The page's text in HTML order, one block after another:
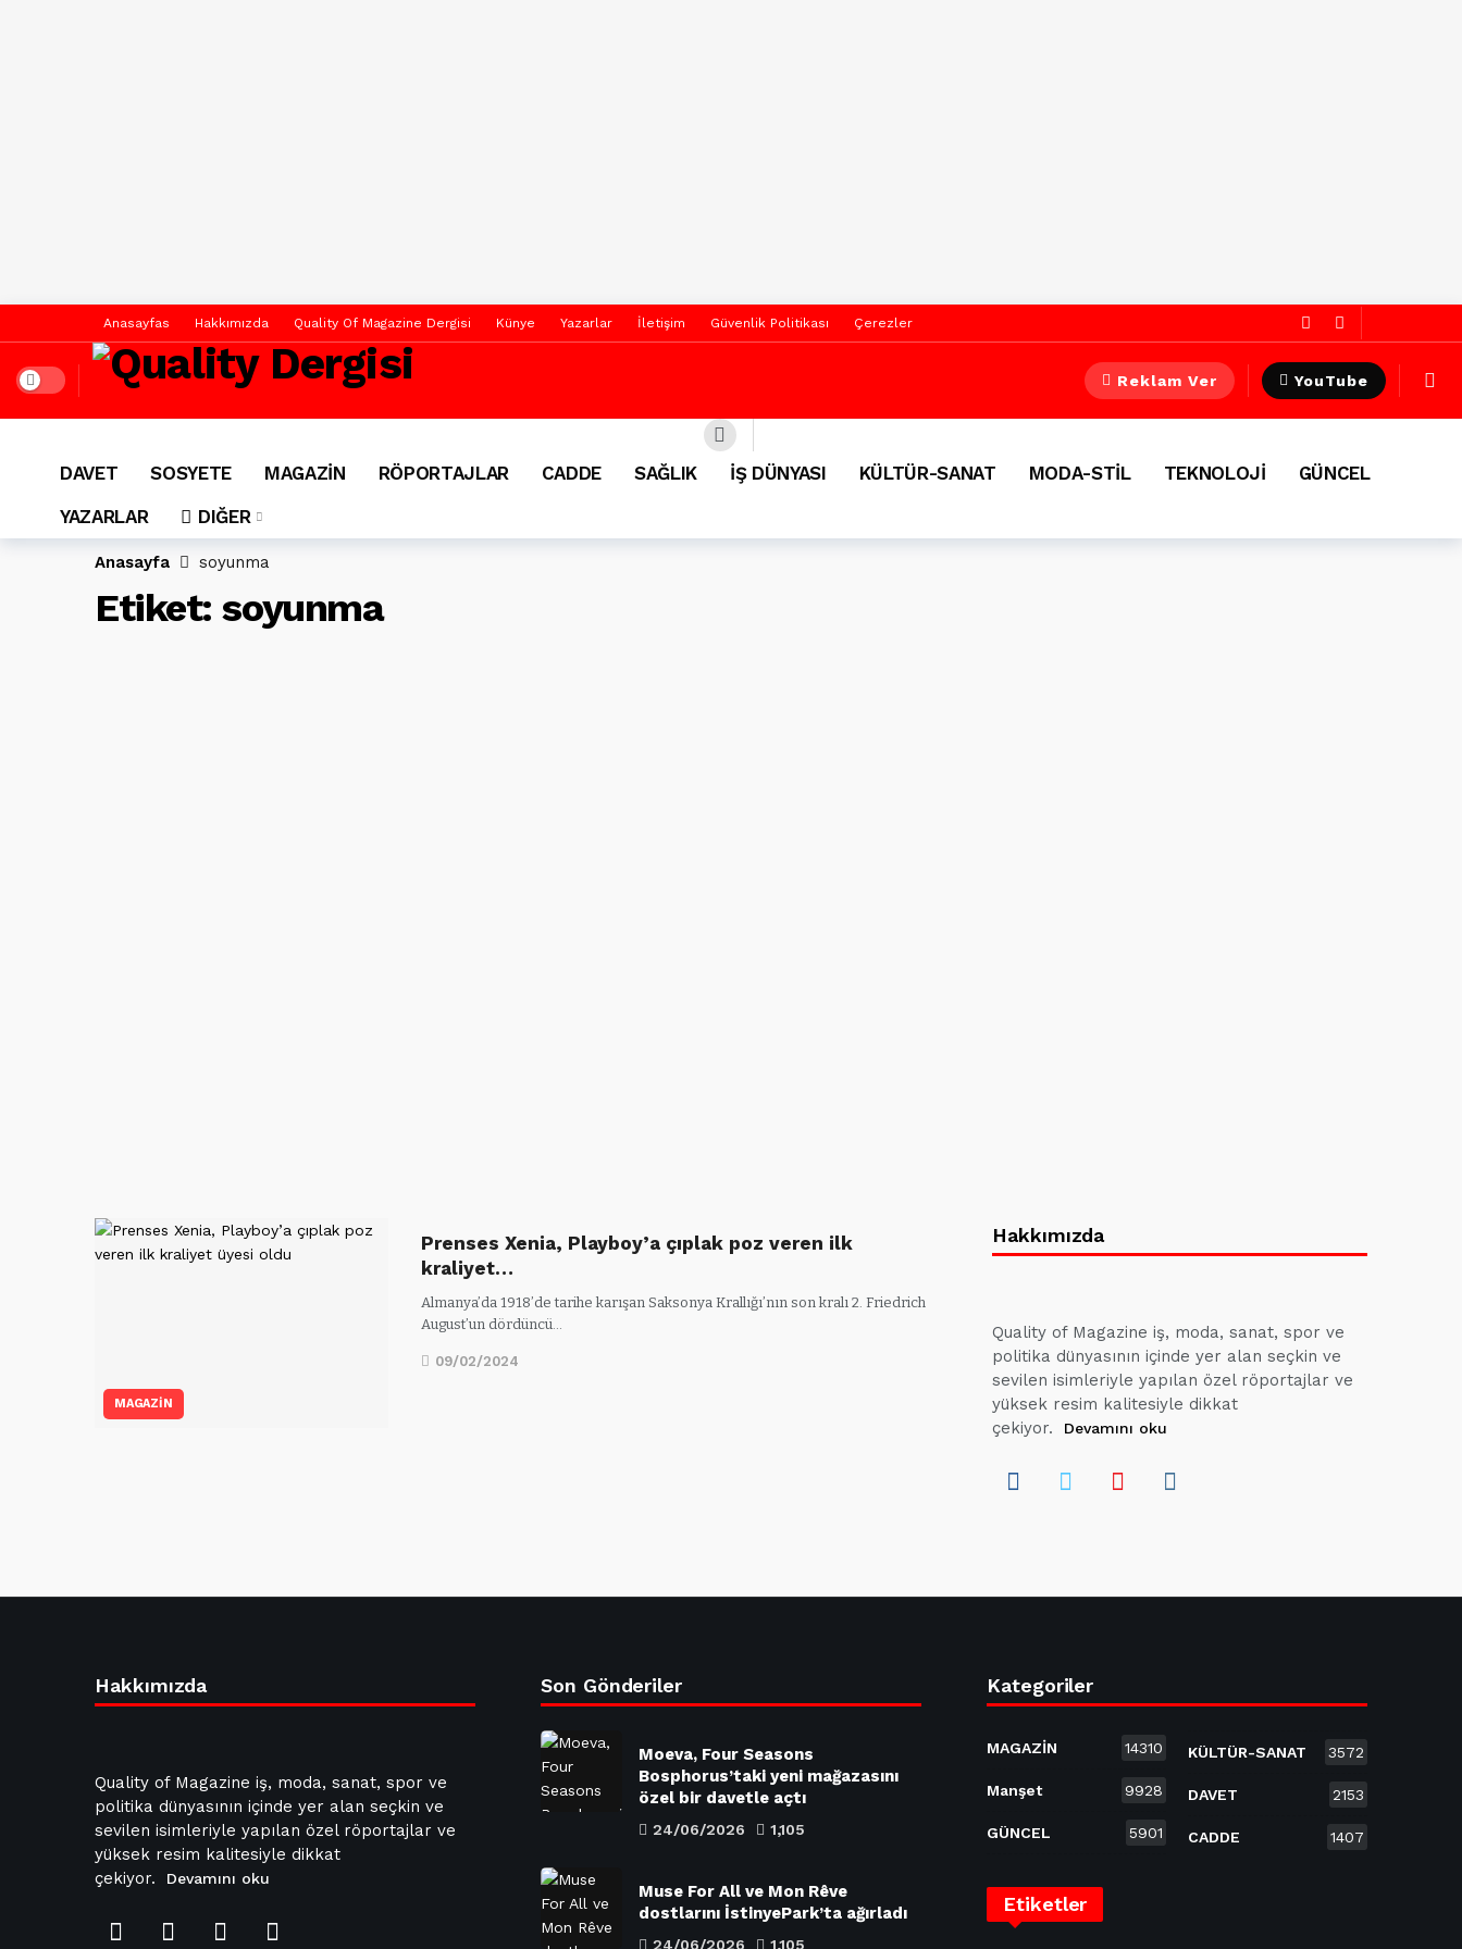
Anasayfas Hakkımızda Quality Of Magazine Dergisi Künye Yazarlar İletişim Güvenlik Politikası Çerezler
Dark mode Reklam Ver YouTube
DAVET SOSYETE MAGAZİN RÖPORTAJLAR CADDE SAĞLIK İŞ DÜNYASI KÜLTÜR-SANAT MODA-STİL TEKNOLOJİ
GÜNCEL
YAZARLAR
DIĞER
Anasayfa soyunma
Etiket: soyunma
MAGAZİN
Prenses Xenia, Playboy’a çıplak poz veren ilk
kraliyet…
Almanya’da 1918’de tarihe karışan Saksonya Krallığı’nın son kralı 2. Friedrich
August’un dördüncü…
09/02/2024
Hakkımızda
Quality of Magazine iş, moda, sanat, spor ve
politika dünyasının içinde yer alan seçkin ve
sevilen isimleriyle yapılan özel röportajlar ve
yüksek resim kalitesiyle dikkat
çekiyor.
Devamını oku
Hakkımızda
Quality of Magazine iş, moda, sanat, spor ve
politika dünyasının içinde yer alan seçkin ve
sevilen isimleriyle yapılan özel röportajlar ve
yüksek resim kalitesiyle dikkat
çekiyor.
Devamını oku
Son Gönderiler
Moeva, Four Seasons
Bosphorus’taki yeni mağazasını
özel bir davetle açtı
24/06/2026 1,105
Muse For All ve Mon Rêve
dostlarını İstinyePark’ta ağırladı
24/06/2026 1,105
Kategoriler
MAGAZİN 14310
Manşet 9928
GÜNCEL 5901
KÜLTÜR-SANAT 3572
DAVET 2153
CADDE 1407
Etiketler